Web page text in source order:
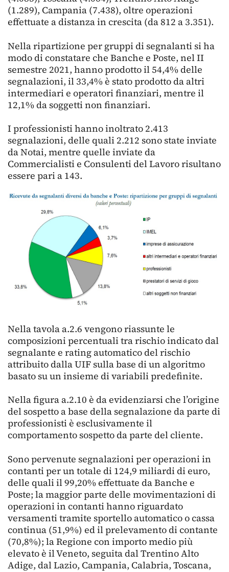
(1.289), Campania (7.438), oltre operazioni
effettuate a distanza in crescita (da 812 a 3.351).
Nella ripartizione per gruppi di segnalanti si ha
modo di constatare che Banche e Poste, nel II
semestre 2021, hanno prodotto il 54,4% delle
segnalazioni, il 33,4% è stato prodotto da altri
intermediari e operatori finanziari, mentre il
12,1% da soggetti non finanziari.
I professionisti hanno inoltrato 2.413
segnalazioni, delle quali 2.212 sono state inviate
da Notai, mentre quelle inviate da
Commercialisti e Consulenti del Lavoro risultano
essere pari a 143.
Nella tavola a.2.6 vengono riassunte le
composizioni percentuali tra rischio indicato dal
segnalante e rating automatico del rischio
attribuito dalla UIF sulla base di un algoritmo
basato su un insieme di variabili predefinite.
Nella figura a.2.10 è da evidenziarsi che l’origine
del sospetto a base della segnalazione da parte di
professionisti è esclusivamente il
comportamento sospetto da parte del cliente.
Sono pervenute segnalazioni per operazioni in
contanti per un totale di 124,9 miliardi di euro,
delle quali il 99,20% effettuate da Banche e
Poste; la maggior parte delle movimentazioni di
operazioni in contanti hanno riguardato
versamenti tramite sportello automatico o cassa
continua (51,9%) ed il prelevamento di contante
(70,8%); la Regione con importo medio più
elevato è il Veneto, seguita dal Trentino Alto
Adige, dal Lazio, Campania, Calabria, Toscana,